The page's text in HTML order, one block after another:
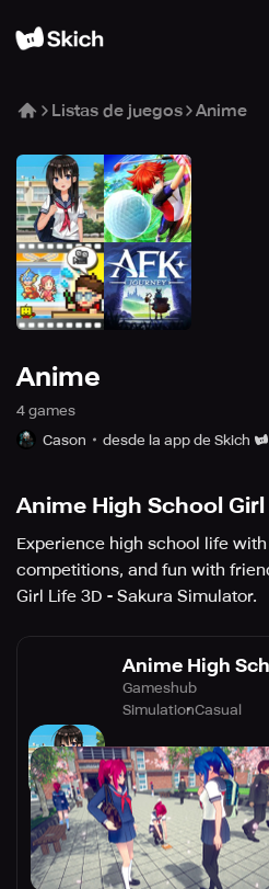
Listas de juegos Anime
Anime
4 games
Cason
desde la app de Skich
Anime High School Girl
Experience high school life
competitions, and fun with
Girl Life 3D - Sakura Simulator.
Anime High
Gameshub
SimulationCasual